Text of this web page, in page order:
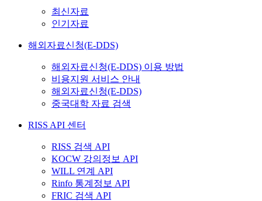
최신자료
인기자료
해외자료신청(E-DDS)
해외자료신청(E-DDS) 이용 방법
비용지원 서비스 안내
해외자료신청(E-DDS)
중국대학 자료 검색
RISS API 센터
RISS 검색 API
KOCW 강의정보 API
WILL 연계 API
Rinfo 통계정보 API
FRIC 검색 API